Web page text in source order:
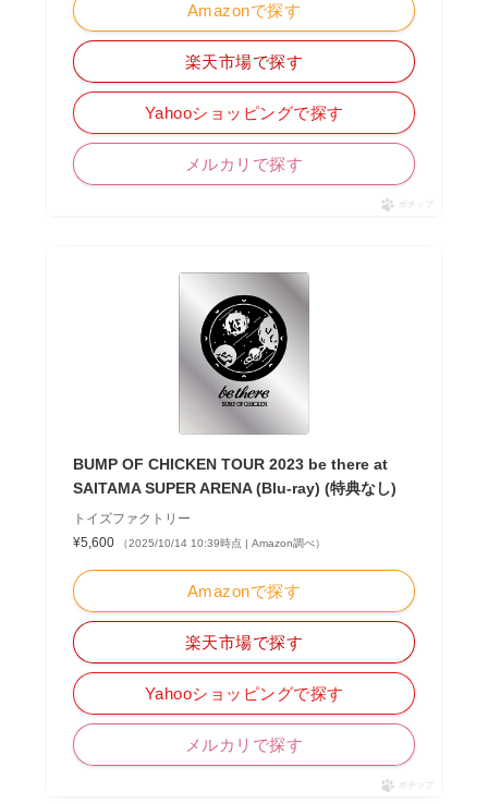
Amazonで探す
楽天市場で探す
Yahooショッピングで探す
メルカリで探す
ポチップ
BUMP OF CHICKEN TOUR 2023 be there at
SAITAMA SUPER ARENA (Blu-ray) (特典なし)
トイズファクトリー
¥5,600
（2025/10/14 10:39時点 | Amazon調べ）
Amazonで探す
楽天市場で探す
Yahooショッピングで探す
メルカリで探す
ポチップ